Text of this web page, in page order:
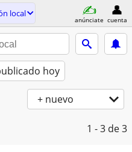
local
anúnciate cuenta
hoy
+ nuevo
1 - 3 de 3